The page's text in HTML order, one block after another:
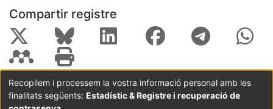
Compartir registre
Coordinació:CRAI UB Avís legal
Metadades
subjectes a:
Recopilem i processem la vostra informació personal amb les
finalitats següents: Estadístic & Registre i recuperació de